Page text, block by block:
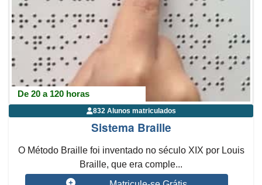
De 20 a 120 horas
832 Alunos matriculados
Sistema Braille
O Método Braille foi inventado no século XIX por Louis
Braille, que era comple...